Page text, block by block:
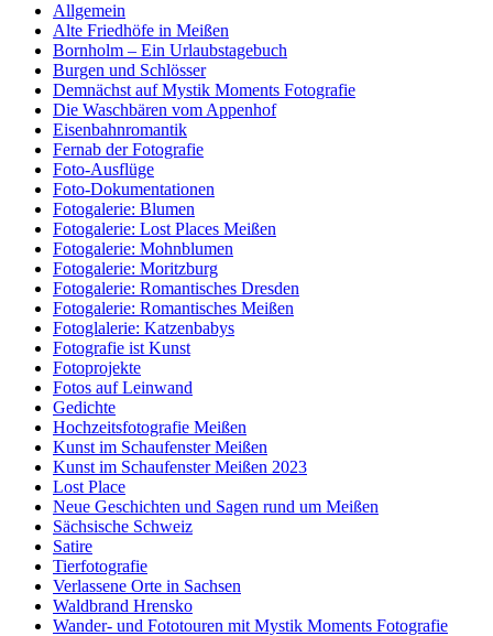
Allgemein
Alte Friedhöfe in Meißen
Bornholm – Ein Urlaubstagebuch
Burgen und Schlösser
Demnächst auf Mystik Moments Fotografie
Die Waschbären vom Appenhof
Eisenbahnromantik
Fernab der Fotografie
Foto-Ausflüge
Foto-Dokumentationen
Fotogalerie: Blumen
Fotogalerie: Lost Places Meißen
Fotogalerie: Mohnblumen
Fotogalerie: Moritzburg
Fotogalerie: Romantisches Dresden
Fotogalerie: Romantisches Meißen
Fotoglalerie: Katzenbabys
Fotografie ist Kunst
Fotoprojekte
Fotos auf Leinwand
Gedichte
Hochzeitsfotografie Meißen
Kunst im Schaufenster Meißen
Kunst im Schaufenster Meißen 2023
Lost Place
Neue Geschichten und Sagen rund um Meißen
Sächsische Schweiz
Satire
Tierfotografie
Verlassene Orte in Sachsen
Waldbrand Hrensko
Wander- und Fototouren mit Mystik Moments Fotografie